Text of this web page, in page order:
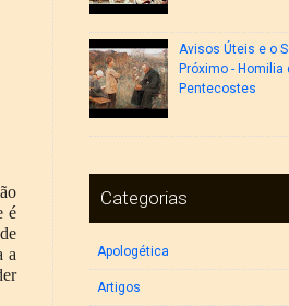
é
a
Avisos Úteis e o
Próximo - Homilia
Pentecostes
Categorias
Apologética
Artigos